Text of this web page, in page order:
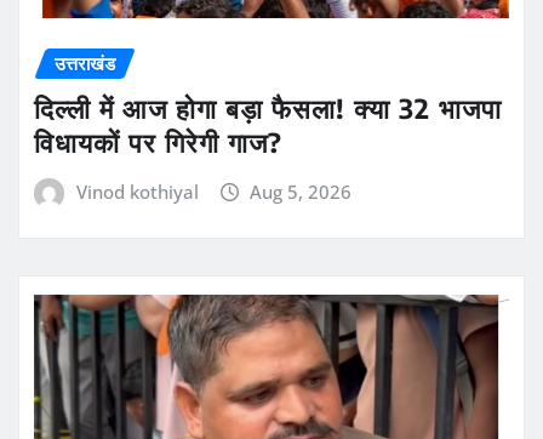
उत्तराखंड
दिल्ली में आज होगा बड़ा फैसला! क्या 32 भाजपा
विधायकों पर गिरेगी गाज?
Vinod kothiyal Aug 5, 2026